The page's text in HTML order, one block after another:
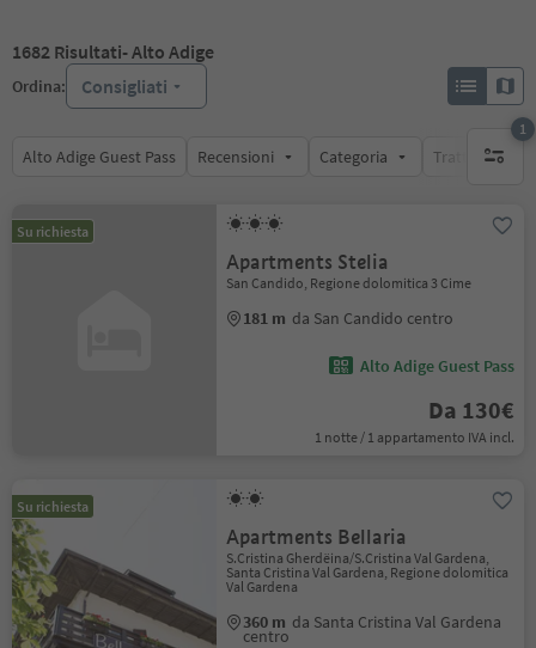
1682 Risultati- Alto Adige
Ordina: Consigliati
Alto Adige Guest Pass Recensioni Categoria Trattamento
1
1 filtro
Su richiesta
Apartments Stelia
San Candido, Regione dolomitica 3 Cime
181 m da San Candido centro
Alto Adige Guest Pass
Da 130€
1 notte / 1 appartamento IVA incl.
Su richiesta
Apartments Bellaria
S.Cristina Gherdëina/S.Cristina Val Gardena,
Santa Cristina Val Gardena, Regione dolomitica
Val Gardena
360 m da Santa Cristina Val Gardena
centro